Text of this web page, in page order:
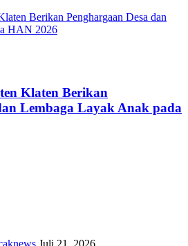
Klaten Berikan
Lembaga Layak Anak pada